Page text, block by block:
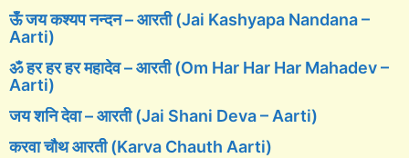
ऊँ जय कश्यप नन्दन – आरती (Jai Kashyapa Nandana –
Aarti)
ॐ हर हर हर महादेव – आरती (Om Har Har Har Mahadev –
Aarti)
जय शनि देवा – आरती (Jai Shani Deva – Aarti)
करवा चौथ आरती (Karva Chauth Aarti)